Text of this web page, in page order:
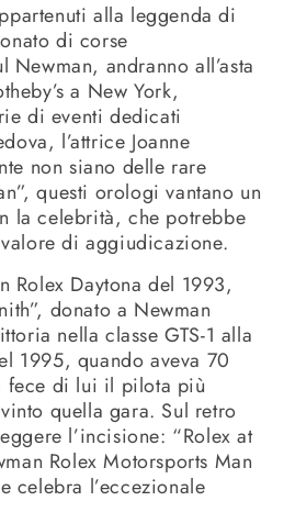
alla leggenda di
di corse
Newman, andranno all’asta
a New York,
di eventi dedicati
l’attrice Joanne
non siano delle rare
questi orologi vantano un
la celebrità, che potrebbe
di aggiudicazione.
Rolex Daytona del 1993,
donato a Newman
nella classe GTS-1 alla
1995, quando aveva 70
fece di lui il pilota più
quella gara. Sul retro
l’incisione: “Rolex at
Rolex Motorsports Man
celebra l’eccezionale